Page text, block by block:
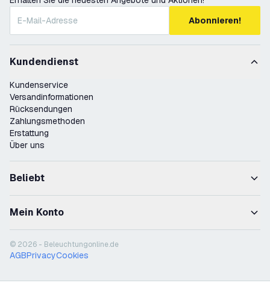
Abonnieren!
Kundendienst
Kundenservice
Versandinformationen
Rücksendungen
Zahlungsmethoden
Erstattung
Über uns
Beliebt
Mein Konto
© 2026 - Beleuchtungonline.de
AGBPrivacyCookies